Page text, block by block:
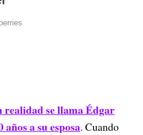
realidad se llama Édgar
a su esposa. Cuando